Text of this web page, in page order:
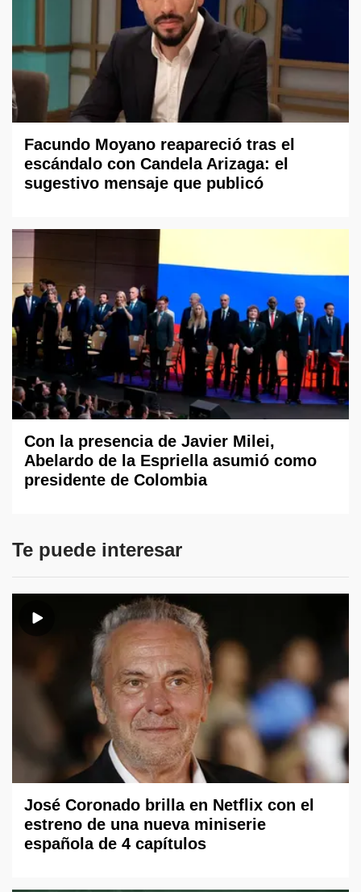
Facundo Moyano reapareció tras el
escándalo con Candela Arizaga: el
sugestivo mensaje que publicó
Con la presencia de Javier Milei,
Abelardo de la Espriella asumió como
presidente de Colombia
Te puede interesar
José Coronado brilla en Netflix con el
estreno de una nueva miniserie
española de 4 capítulos